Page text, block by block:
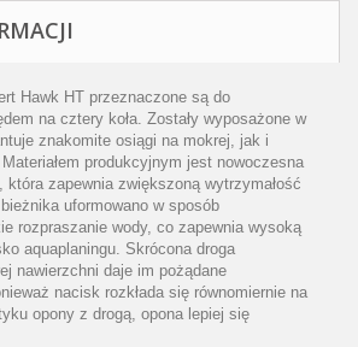
Hawk HT przeznaczone są do
na cztery koła. Zostały wyposażone w
znakomite osiągi na mokrej, jak i
produkcyjnym jest nowoczesna
która zapewnia zwiększoną wytrzymałość
uformowano w sposób
rozpraszanie wody, co zapewnia wysoką
aquaplaningu. Skrócona droga
nawierzchni daje im pożądane
nacisk rozkłada się równomiernie na
opony z drogą, opona lepiej się